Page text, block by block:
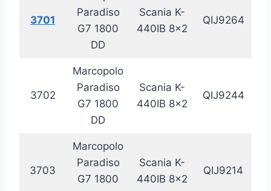
3701
Paradiso
G7 1800
DD
Scania K-
440IB 8×2
QIJ9264
3702
Marcopolo
Paradiso
G7 1800
DD
Scania K-
440IB 8×2
QIJ9244
3703
Marcopolo
Paradiso
G7 1800
Scania K-
440IB 8×2
QIJ9214